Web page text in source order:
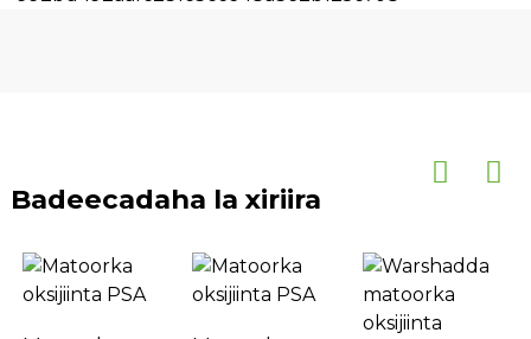
Badeecadaha la xiriira